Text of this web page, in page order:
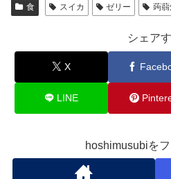
食 スイカ ゼリー 蒟蒻
シェア
X
LINE
hoshimusubiを